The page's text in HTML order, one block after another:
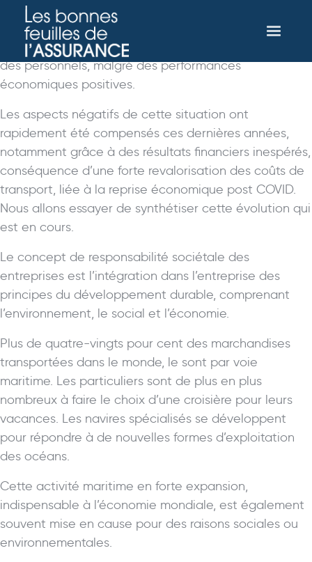
Depuis longtemps, les entreprises de transport et de
logistique sont mises en cause pour des atteintes à
l’environnement, à la pollution et une gestion arriérée
des personnels, malgré des performances
économiques positives.
Les aspects négatifs de cette situation ont
rapidement été compensés ces dernières années,
notamment grâce à des résultats financiers inespérés,
conséquence d’une forte revalorisation des coûts de
transport, liée à la reprise économique post COVID.
Nous allons essayer de synthétiser cette évolution qui
est en cours.
Le concept de responsabilité sociétale des
entreprises est l’intégration dans l’entreprise des
principes du développement durable, comprenant
l’environnement, le social et l’économie.
Plus de quatre-vingts pour cent des marchandises
transportées dans le monde, le sont par voie
maritime. Les particuliers sont de plus en plus
nombreux à faire le choix d’une croisière pour leurs
vacances. Les navires spécialisés se développent
pour répondre à de nouvelles formes d’exploitation
des océans.
Cette activité maritime en forte expansion,
indispensable à l’économie mondiale, est également
souvent mise en cause pour des raisons sociales ou
environnementales.